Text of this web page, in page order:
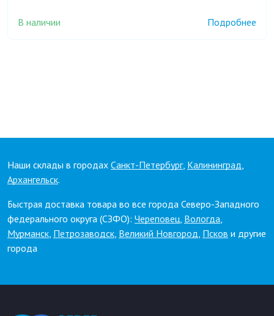
В наличии Подробнее
Наши склады в городах Санкт-Петербург, Калининград,
Архангельск.
Быстрая доставка товара во все города Северо-Западного
федерального округа (СЗФО): Череповец, Вологда,
Мурманск, Петрозаводск, Великий Новгород, Псков и другие
города